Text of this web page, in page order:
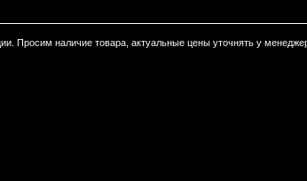
Просим наличие товара, актуальные цены уточнять у